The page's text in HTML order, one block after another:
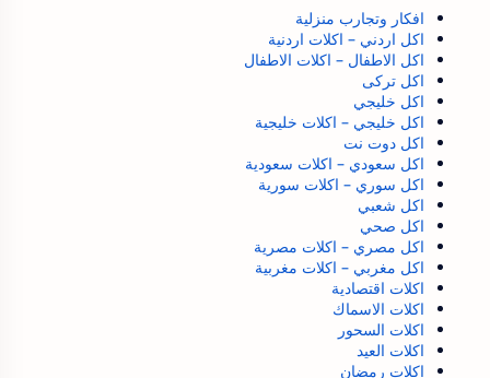
افكار وتجارب منزلية
اكل اردني – اكلات اردنية
اكل الاطفال – اكلات الاطفال
اكل تركى
اكل خليجي
اكل خليجي – اكلات خليجية
اكل دوت نت
اكل سعودي – اكلات سعودية
اكل سوري – اكلات سورية
اكل شعبي
اكل صحي
اكل مصري – اكلات مصرية
اكل مغربي – اكلات مغربية
اكلات اقتصادية
اكلات الاسماك
اكلات السحور
اكلات العيد
اكلات رمضان